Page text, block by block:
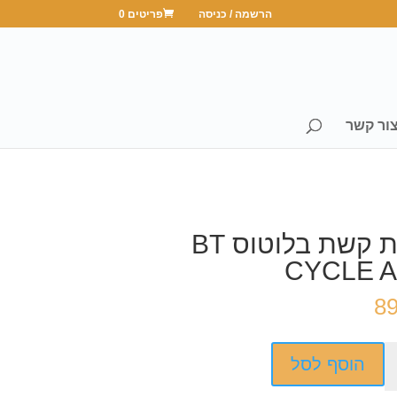
הרשמה / כניסה פריטים 0
צור קשר
אוזניות קשת בלוטוס BT
CYCLE
הוסף לסל